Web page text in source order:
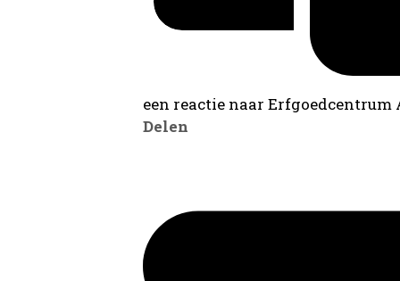
een reactie naar
Delen